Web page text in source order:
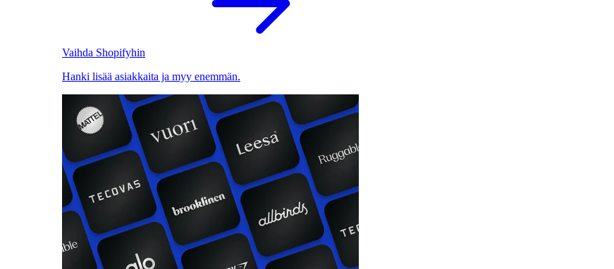
Vaihda Shopifyhin
Hanki lisää asiakkaita ja myy enemmän.